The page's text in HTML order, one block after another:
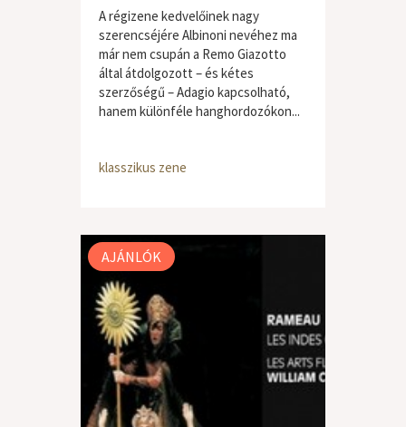
A régizene kedvelőinek nagy
szerencséjére Albinoni nevéhez ma
már nem csupán a Remo Giazotto
által átdolgozott – és kétes
szerzőségű – Adagio kapcsolható,
hanem különféle hanghordozókon...
klasszikus zene
AJÁNLÓK